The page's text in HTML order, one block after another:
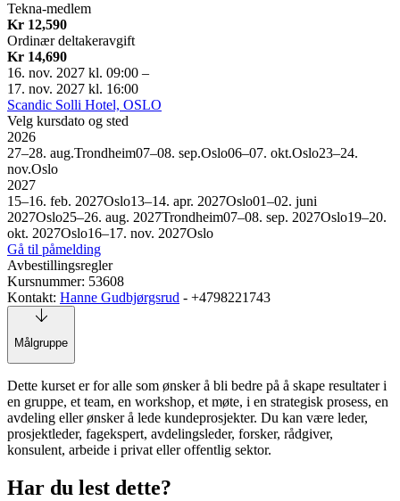
Tekna-medlem
Kr 12,590
Ordinær deltakeravgift
Kr 14,690
16. nov. 2027 kl. 09:00 –
17. nov. 2027 kl. 16:00
Scandic Solli Hotel, OSLO
Velg kursdato og sted
2026
27–28. aug.Trondheim07–08. sep.Oslo06–07. okt.Oslo23–24.
nov.Oslo
2027
15–16. feb. 2027Oslo13–14. apr. 2027Oslo01–02. juni
2027Oslo25–26. aug. 2027Trondheim07–08. sep. 2027Oslo19–20.
okt. 2027Oslo16–17. nov. 2027Oslo
Gå til påmelding
Avbestillingsregler
Kursnummer: 53608
Kontakt: Hanne Gudbjørgsrud - +4798221743
Målgruppe
Dette kurset er for alle som ønsker å bli bedre på å skape resultater i
en gruppe, et team, en workshop, et møte, i en strategisk prosess, en
avdeling eller ønsker å lede kundeprosjekter. Du kan være leder,
prosjektleder, fagekspert, avdelingsleder, forsker, rådgiver,
konsulent, arbeide i privat eller offentlig sektor.
Har du lest dette?